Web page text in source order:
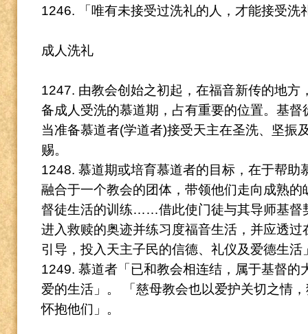
1246. 「唯有未接受过洗礼的人，才能接受洗
成人洗礼
1247. 由教会创始之初起，在福音新传的地方
备成人受洗的慕道期，占有重要的位置。基督
当准备慕道者(学道者)接受天主在圣洗、坚振
赐。
1248. 慕道期或培育慕道者的目标，在于帮助
融合于一个教会的团体，带领他们走向成熟的
督徒生活的训练……借此使门徒与其导师基督
进入救赎的奥迹并练习度福音生活，并应透过
引导，投入天主子民的信德、礼仪及爱德生活
1249. 慕道者「已和教会相连结，属于基督的
爱的生活」。
「慈母教会也以爱护关切之情
怀抱他们」。